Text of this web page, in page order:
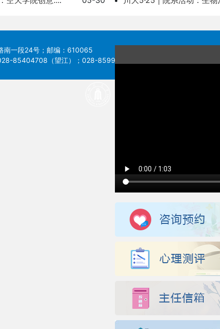
南一段24号；邮编：610065
85404708（望江）；028-85996625（江安）